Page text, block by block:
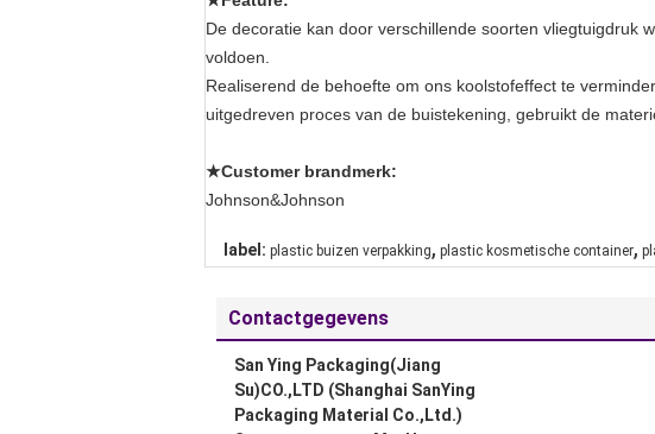
De decoratie kan door verschillende soorten vliegtuigdruk
voldoen.
Realiserend de behoefte om ons koolstofeffect te
uitgedreven proces van de buistekening, gebruikt de
★Customer brandmerk:
Johnson&Johnson
label: plastic buizen verpakking, plastic kosmetische container,
Contactgegevens
San Ying Packaging(Jiang
Su)CO.,LTD (Shanghai SanYing
Packaging Material Co.,Ltd.)